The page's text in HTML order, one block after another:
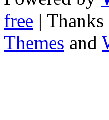
free | Thanks
Themes and